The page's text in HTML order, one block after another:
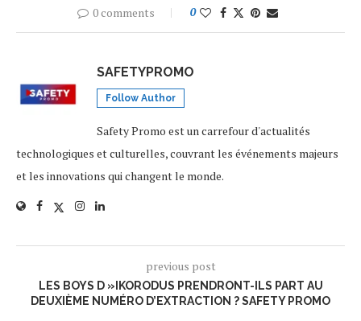
0 comments 0
SAFETYPROMO
Follow Author
Safety Promo est un carrefour d'actualités
technologiques et culturelles, couvrant les événements majeurs
et les innovations qui changent le monde.
previous post
LES BOYS D »IKORODUS PRENDRONT-ILS PART AU
DEUXIÈME NUMÉRO D’EXTRACTION ? SAFETY PROMO